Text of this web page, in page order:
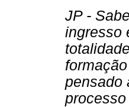
JP -
ingresso
pensado